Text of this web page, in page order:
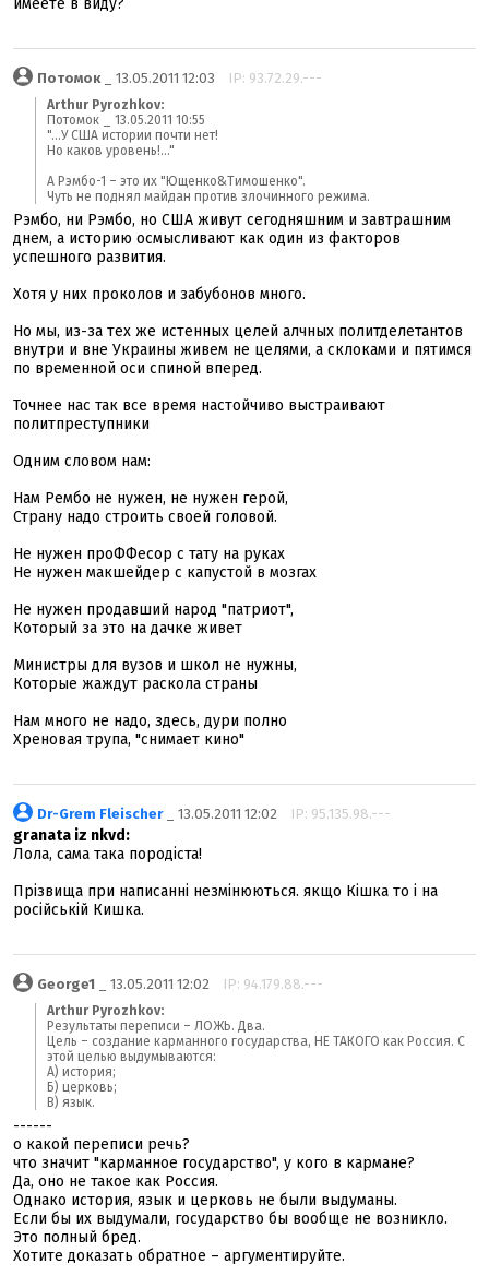
имеете в виду?
Потомок_ 13.05.2011 12:03 IP: 93.72.29.---
Arthur Pyrozhkov:
Потомок _ 13.05.2011 10:55
"...У США истории почти нет!
Но каков уровень!..."
А Рэмбо-1 – это их "Ющенко&Тимошенко".
Чуть не поднял майдан против злочинного режима.
Рэмбо, ни Рэмбо, но США живут сегодняшним и завтрашним
днем, а историю осмысливают как один из факторов
успешного развития.
Хотя у них проколов и забубонов много.
Но мы, из-за тех же истенных целей алчных политделетантов
внутри и вне Украины живем не целями, а склоками и пятимся
по временной оси спиной вперед.
Точнее нас так все время настойчиво выстраивают
политпреступники
Одним словом нам:
Нам Рембо не нужен, не нужен герой,
Страну надо строить своей головой.
Не нужен проФФесор с тату на руках
Не нужен макшейдер с капустой в мозгах
Не нужен продавший народ "патриот",
Который за это на дачке живет
Министры для вузов и школ не нужны,
Которые жаждут раскола страны
Нам много не надо, здесь, дури полно
Хреновая трупа, "снимает кино"
Dr-Grem Fleischer_ 13.05.2011 12:02 IP: 95.135.98.---
granata iz nkvd:
Лола, сама така породіста!
Прізвища при написанні незмінюються. якщо Кішка то і на
російській Кишка.
George1 _ 13.05.2011 12:02 IP: 94.179.88.---
Arthur Pyrozhkov:
Результаты переписи – ЛОЖЬ. Два.
Цель – создание карманного государства, НЕ ТАКОГО как Россия. С
этой целью выдумываются:
А) история;
Б) церковь;
В) язык.
------
о какой переписи речь?
что значит "карманное государство", у кого в кармане?
Да, оно не такое как Россия.
Однако история, язык и церковь не были выдуманы.
Если бы их выдумали, государство бы вообще не возникло.
Это полный бред.
Хотите доказать обратное – аргументируйте.